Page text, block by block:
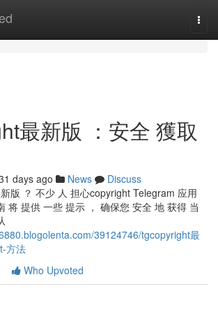
最新版 ：安全 獲取
days ago News
Discuss
版 ？ 不少 人 担心copyright Telegram 应用
将 提供 一些 提示 ， 确保您 安全 地 获得 当
39124746/tgcopyright最
方法
Who Upvoted